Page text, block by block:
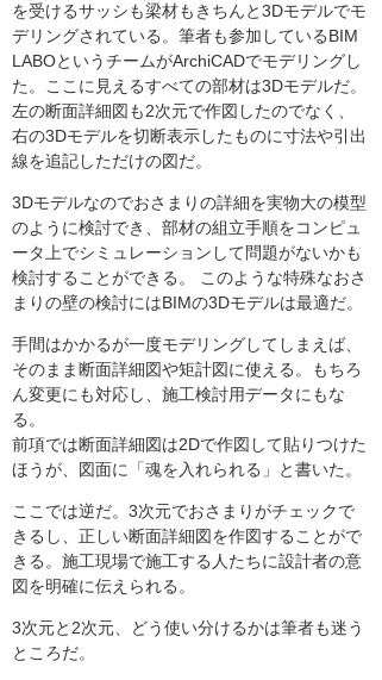
を受けるサッシも梁材もきちんと3Dモデルでモ
デリングされている。筆者も参加しているBIM
LABOというチームがArchiCADでモデリングし
た。ここに見えるすべての部材は3Dモデルだ。
左の断面詳細図も2次元で作図したのでなく、
右の3Dモデルを切断表示したものに寸法や引出
線を追記しただけの図だ。
3Dモデルなのでおさまりの詳細を実物大の模型
のように検討でき、部材の組立手順をコンピュ
ータ上でシミュレーションして問題がないかも
検討することができる。 このような特殊なおさ
まりの壁の検討にはBIMの3Dモデルは最適だ。
手間はかかるが一度モデリングしてしまえば、
そのまま断面詳細図や矩計図に使える。もちろ
ん変更にも対応し、施工検討用データにもな
る。
前項では断面詳細図は2Dで作図して貼りつけた
ほうが、図面に「魂を入れられる」と書いた。
ここでは逆だ。3次元でおさまりがチェックで
きるし、正しい断面詳細図を作図することがで
きる。施工現場で施工する人たちに設計者の意
図を明確に伝えられる。
3次元と2次元、どう使い分けるかは筆者も迷う
ところだ。